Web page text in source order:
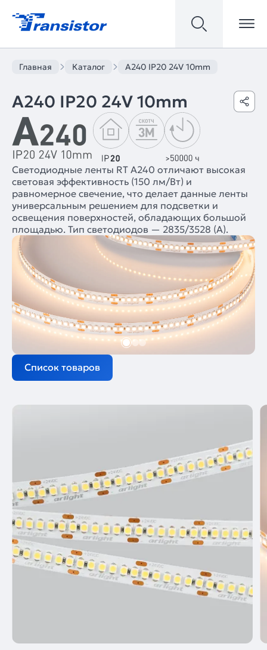
Главная Каталог A240 IP20 24V 10mm
A240 IP20 24V 10mm
Светодиодные ленты RT A240 отличают высокая
световая эффективность (150 лм/Вт) и
равномерное свечение, что делает данные ленты
универсальным решением для подсветки и
освещения поверхностей, обладающих большой
площадью. Тип светодиодов — 2835/3528 (А).
Список товаров